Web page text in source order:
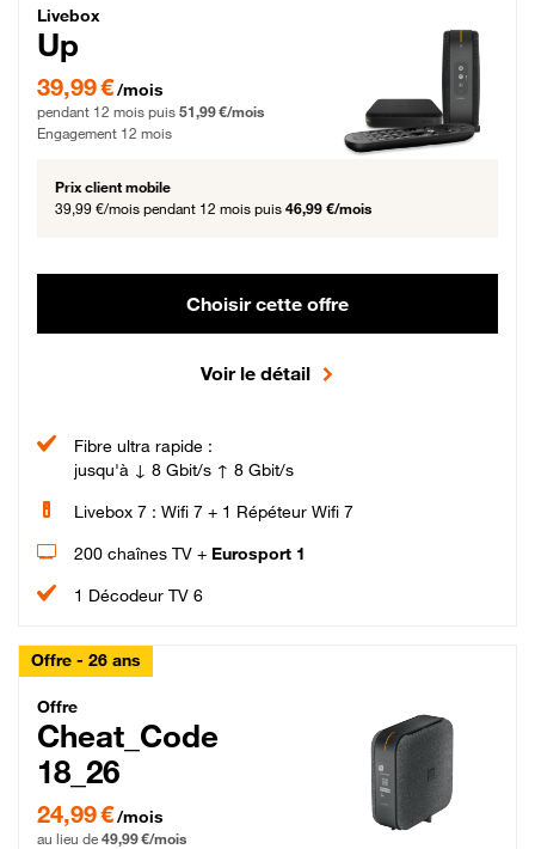
Livebox Up Fibre
Livebox
Up
39,99 € par mois pendant 12 mois puis 51,99 € par mois, Engagement 12 mois
39,99 €/mois
pendant 12 mois puis 51,99 €/mois
Engagement 12 mois
Prix client mobile
39,99 €/mois pendant 12 mois puis 46,99 €/mois
Choisir cette offre
Voir le détail
Fibre ultra rapide :
jusqu'à ↓ 8 Gbit/s ↑ 8 Gbit/s
Livebox 7 : Wifi 7 + 1 Répéteur Wifi 7
200 chaînes TV + Eurosport 1
1 Décodeur TV 6
Offre - 26 ans
Cheat_Code Fibre_18_26
Offre
Cheat_Code
18_26
24,99 € par mois pendant 0 mois puis 49,99 € par mois, Sans engagement
24,99 €/mois
au lieu de 49,99 €/mois